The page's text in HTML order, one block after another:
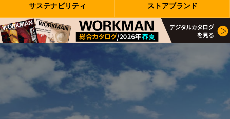
サステナビリティ ストアブランド